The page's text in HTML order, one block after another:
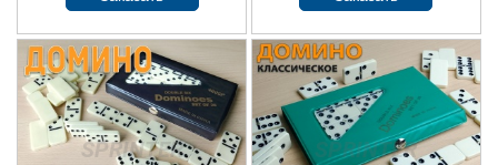
SPRINTER SPRINTER